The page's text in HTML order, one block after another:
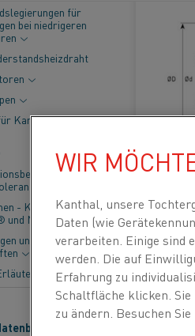
für
bei niedrigeren
Kanthal®-
und
- Kanthal®,
und Nikrothal®
und
WIR
Kanthal, unsere
Daten (wie
verarbeiten. Einige sind
werden. Die auf
Erfahrung zu
Schaltfläche klicken.
zu ändern. Besuchen